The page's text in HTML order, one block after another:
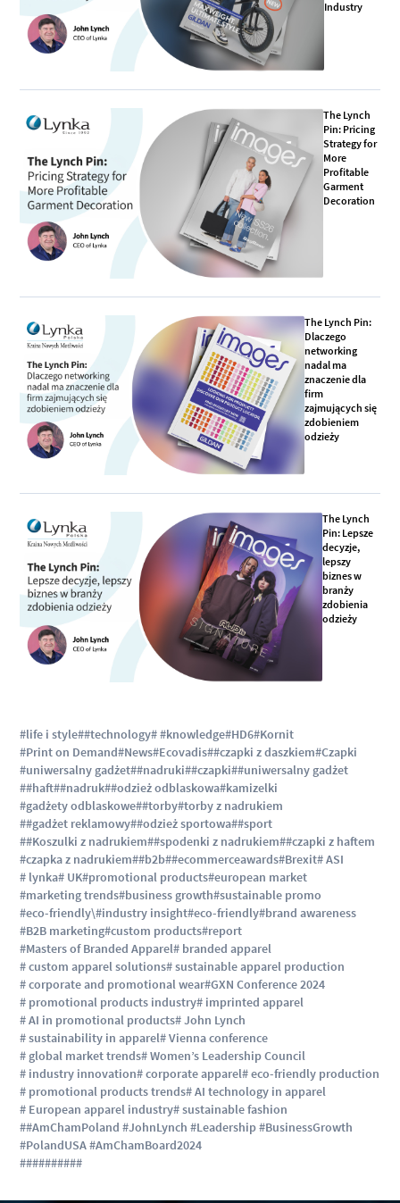
Industry
The Lynch
Pin: Pricing
Strategy for
More
Profitable
Garment
Decoration
The Lynch Pin:
Dlaczego
networking
nadal ma
znaczenie dla
firm
zajmujących się
zdobieniem
odzieży
The Lynch
Pin: Lepsze
decyzje,
lepszy
biznes w
branży
zdobienia
odzieży
#life i style##technology# #knowledge#HD6#Kornit
#Print on Demand#News#Ecovadis##czapki z daszkiem#Czapki
#uniwersalny gadżet##nadruki##czapki##uniwersalny gadżet
##haft##nadruk##odzież odblaskowa#kamizelki
#gadżety odblaskowe##torby#torby z nadrukiem
##gadżet reklamowy##odzież sportowa##sport
##Koszulki z nadrukiem##spodenki z nadrukiem##czapki z haftem
#czapka z nadrukiem##b2b##ecommerceawards#Brexit# ASI
# lynka# UK#promotional products#european market
#marketing trends#business growth#sustainable promo
#eco-friendly\#industry insight#eco-friendly#brand awareness
#B2B marketing#custom products#report
#Masters of Branded Apparel# branded apparel
# custom apparel solutions# sustainable apparel production
# corporate and promotional wear#GXN Conference 2024
# promotional products industry# imprinted apparel
# AI in promotional products# John Lynch
# sustainability in apparel# Vienna conference
# global market trends# Women’s Leadership Council
# industry innovation# corporate apparel# eco-friendly production
# promotional products trends# AI technology in apparel
# European apparel industry# sustainable fashion
##AmChamPoland #JohnLynch #Leadership #BusinessGrowth
#PolandUSA #AmChamBoard2024
##########